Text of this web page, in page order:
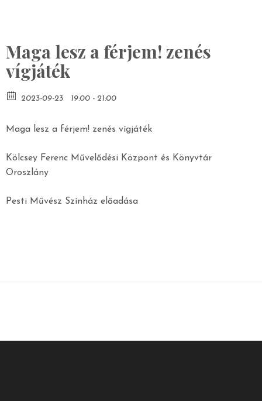
Maga lesz a férjem! zenés
vígjáték
2023-09-23 19:00 - 21:00
Maga lesz a férjem! zenés vígjáték
Kölcsey Ferenc Művelődési Központ és Könyvtár
Oroszlány
Pesti Művész Színház előadása